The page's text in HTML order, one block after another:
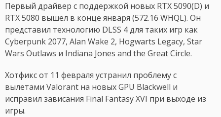
Первый драйвер с поддержкой новых RTX 5090(D) и
RTX 5080 вышел в конце января (572.16 WHQL). Он
представил технологию DLSS 4 для таких игр как
Cyberpunk 2077, Alan Wake 2, Hogwarts Legacy, Star
Wars Outlaws и Indiana Jones and the Great Circle.
Хотфикс от 11 февраля устранил проблему с
вылетами Valorant на новых GPU Blackwell и
исправил зависания Final Fantasy XVI при выходе из
игры.